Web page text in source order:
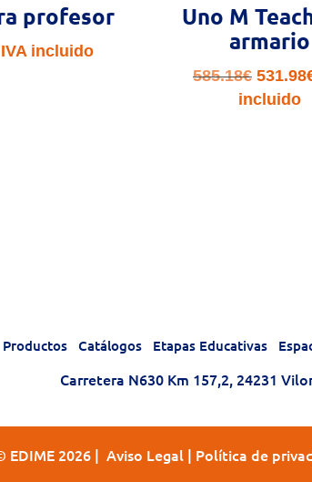
profesor
IVA incluido
Uno M
armario
585.18€ El
precio
531.98
incluido
Productos Catálogos Etapas Educativas
Carretera N630 Km 157,2, 24231
EDIME 2026 | Aviso Legal| Política de